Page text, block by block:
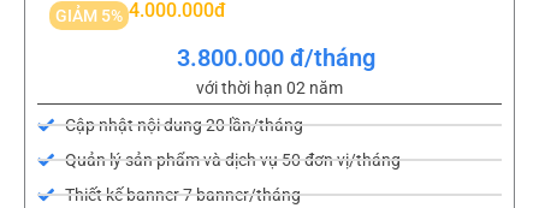
GIẢM 5% 4.000.000đ
3.800.000 đ/tháng
với thời hạn 02 năm
Cập nhật nội dung 20 lần/tháng
Quản lý sản phẩm và dịch vụ 50 đơn vị/tháng
Thiết kế banner 7 banner/tháng